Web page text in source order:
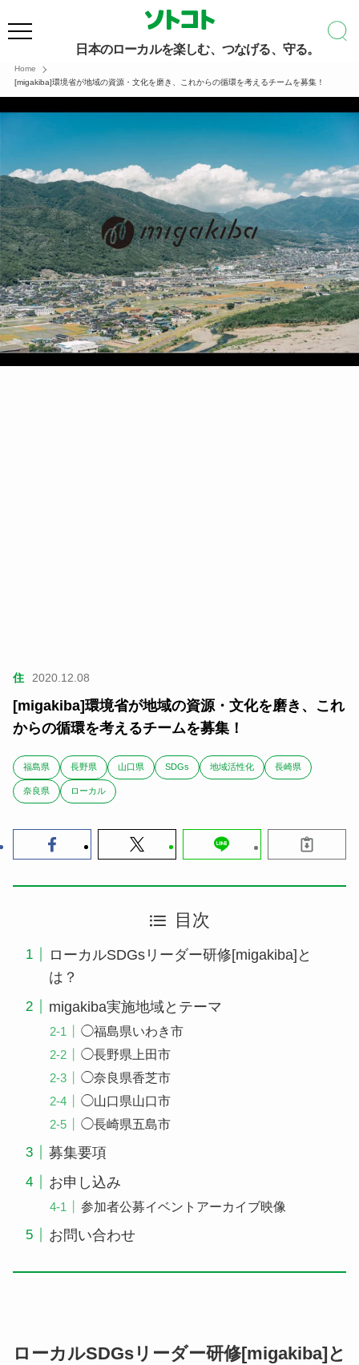
日本のローカルを楽しむ、つなげる、守る。
Home
[migakiba]環境省が地域の資源・文化を磨き、これからの循環を考えるチームを募集！
住 2020.12.08
[migakiba]環境省が地域の資源・文化を磨き、これ
からの循環を考えるチームを募集！
福島県 長野県 山口県 SDGs 地域活性化 長崎県
奈良県 ローカル
目次
ローカルSDGsリーダー研修[migakiba]と
は？
migakiba実施地域とテーマ
◯福島県いわき市
◯長野県上田市
◯奈良県香芝市
◯山口県山口市
◯長崎県五島市
募集要項
お申し込み
参加者公募イベントアーカイブ映像
お問い合わせ
ローカルSDGsリーダー研修[migakiba]と